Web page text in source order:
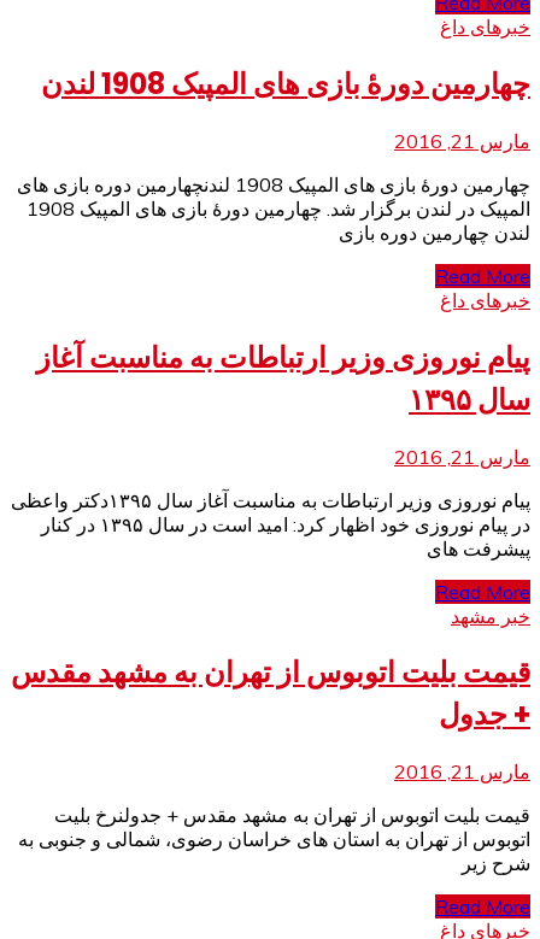
خبرهای داغ
چهارمین دورۀ بازی های المپیک 1908 لندن
مارس 21, 2016
چهارمین دورۀ بازی های المپیک 1908 لندنچهارمین دوره بازی های
المپیک در لندن برگزار شد. چهارمین دورۀ بازی های المپیک 1908
لندن چهارمین دوره بازی
Read More
خبرهای داغ
پیام نوروزی وزیر ارتباطات به مناسبت آغاز
سال ۱۳۹۵
مارس 21, 2016
پیام نوروزی وزیر ارتباطات به مناسبت آغاز سال ۱۳۹۵دکتر واعظی
در پیام نوروزی خود اظهار کرد: امید است در سال ۱۳۹۵ در کنار
پیشرفت های
Read More
خبر مشهد
قیمت بلیت اتوبوس از تهران به مشهد مقدس
+ جدول
مارس 21, 2016
قیمت بلیت اتوبوس از تهران به مشهد مقدس + جدولنرخ بلیت
اتوبوس از تهران به استان های خراسان رضوی، شمالی و جنوبی به
شرح زیر
Read More
خبرهای داغ